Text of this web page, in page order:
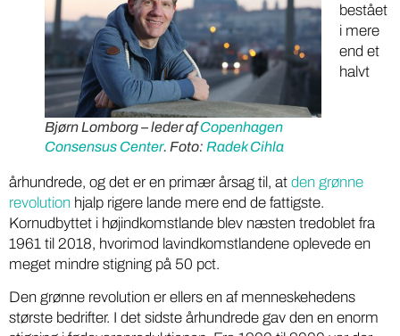
Bjørn Lomborg – leder afCopenhagen
Consensus Center. Foto: Radek Cihla
bestået
i mere
end et
halvt
århundrede, og det er en primær årsag til, at den grønne
revolution hjalp rigere lande mere end de fattigste.
Kornudbyttet i højindkomstlande blev næsten tredoblet fra
1961 til 2018, hvorimod lavindkomstlandene oplevede en
meget mindre stigning på 50 pct.
Den grønne revolution er ellers en af menneskehedens
største bedrifter. I det sidste århundrede gav den en enorm